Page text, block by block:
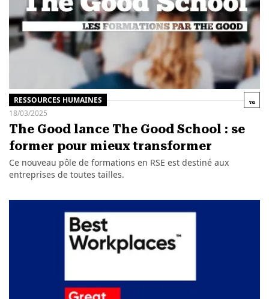
RESSOURCES HUMAINES
18/03/2025
The Good lance The Good School : se
former pour mieux transformer
Ce nouveau pôle de formations en RSE est destiné aux
entreprises de toutes tailles.